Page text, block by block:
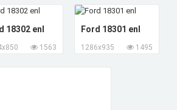
18302 enl
1563
Ford 18301 enl
1286x935 1495